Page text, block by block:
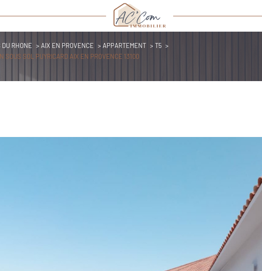
DU RHONE AIX EN PROVENCE APPARTEMENT
T5
SOL PUYRICARD AIX EN PROVENCE 13100